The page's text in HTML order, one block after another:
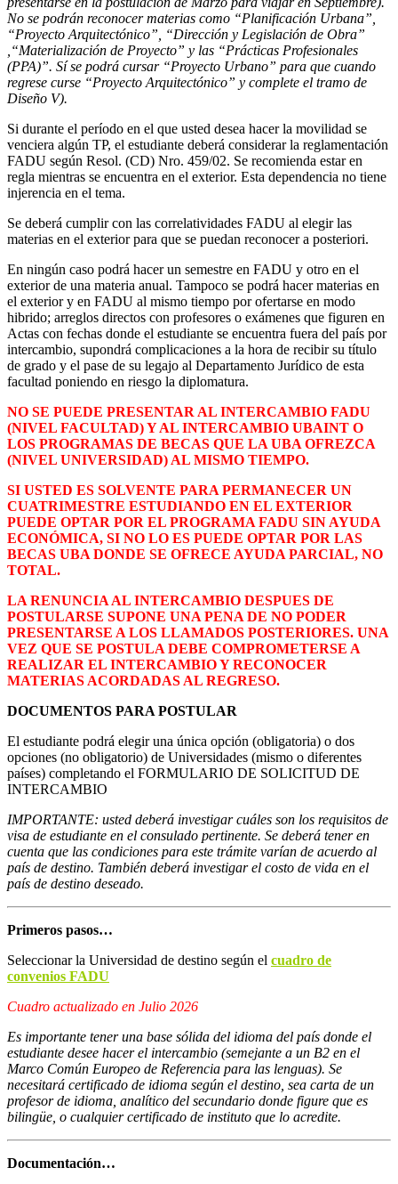
No se podrán reconocer materias como “Planificación Urbana”,
“Proyecto Arquitectónico”, “Dirección y Legislación de Obra”
,“Materialización de Proyecto” y las “Prácticas Profesionales
(PPA)”. Sí se podrá cursar “Proyecto Urbano” para que cuando
regrese curse “Proyecto Arquitectónico” y complete el tramo de
Diseño V).
Si durante el período en el que usted desea hacer la movilidad se
venciera algún TP, el estudiante deberá considerar la reglamentación
FADU según Resol. (CD) Nro. 459/02. Se recomienda estar en
regla mientras se encuentra en el exterior. Esta dependencia no tiene
injerencia en el tema.
Se deberá cumplir con las correlatividades FADU al elegir las
materias en el exterior para que se puedan reconocer a posteriori.
En ningún caso podrá hacer un semestre en FADU y otro en el
exterior de una materia anual. Tampoco se podrá hacer materias en
el exterior y en FADU al mismo tiempo por ofertarse en modo
hibrido; arreglos directos con profesores o exámenes que figuren en
Actas con fechas donde el estudiante se encuentra fuera del país por
intercambio, supondrá complicaciones a la hora de recibir su título
de grado y el pase de su legajo al Departamento Jurídico de esta
facultad poniendo en riesgo la diplomatura.
NO SE PUEDE PRESENTAR AL INTERCAMBIO FADU
(NIVEL FACULTAD) Y AL INTERCAMBIO UBAINT O
LOS PROGRAMAS DE BECAS QUE LA UBA OFREZCA
(NIVEL UNIVERSIDAD) AL MISMO TIEMPO.
SI USTED ES SOLVENTE PARA PERMANECER UN
CUATRIMESTRE ESTUDIANDO EN EL EXTERIOR
PUEDE OPTAR POR EL PROGRAMA FADU SIN AYUDA
ECONÓMICA, SI NO LO ES PUEDE OPTAR POR LAS
BECAS UBA DONDE SE OFRECE AYUDA PARCIAL, NO
TOTAL.
LA RENUNCIA AL INTERCAMBIO DESPUES DE
POSTULARSE SUPONE UNA PENA DE NO PODER
PRESENTARSE A LOS LLAMADOS POSTERIORES. UNA
VEZ QUE SE POSTULA DEBE COMPROMETERSE A
REALIZAR EL INTERCAMBIO Y RECONOCER
MATERIAS ACORDADAS AL REGRESO.
DOCUMENTOS PARA POSTULAR
El estudiante podrá elegir una única opción (obligatoria) o dos
opciones (no obligatorio) de Universidades (mismo o diferentes
países) completando el FORMULARIO DE SOLICITUD DE
INTERCAMBIO
IMPORTANTE: usted deberá investigar cuáles son los requisitos de
visa de estudiante en el consulado pertinente. Se deberá tener en
cuenta que las condiciones para este trámite varían de acuerdo al
país de destino. También deberá investigar el costo de vida en el
país de destino deseado.
Primeros pasos…
Seleccionar la Universidad de destino según el cuadro de
convenios FADU
Cuadro actualizado en Julio 2026
Es importante tener una base sólida del idioma del país donde el
estudiante desee hacer el intercambio (semejante a un B2 en el
Marco Común Europeo de Referencia para las lenguas). Se
necesitará certificado de idioma según el destino, sea carta de un
profesor de idioma, analítico del secundario donde figure que es
bilingüe, o cualquier certificado de instituto que lo acredite.
Documentación…